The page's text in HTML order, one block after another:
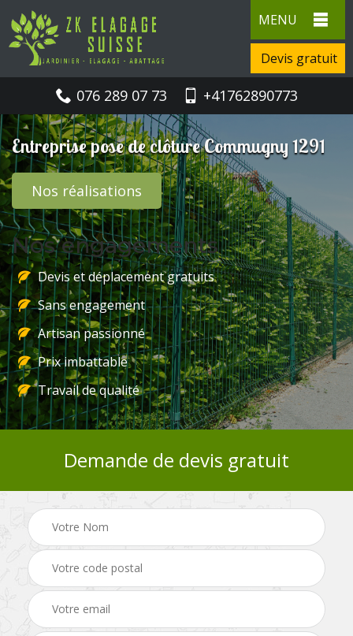
MENU
Devis gratuit
076 289 07 73 +41762890773
Entreprise pose de clôture Commugny 1291
Nos réalisations
Nos engagements
Devis et déplacement gratuits
Sans engagement
Artisan passionné
Prix imbattable
Travail de qualité
Demande de devis gratuit